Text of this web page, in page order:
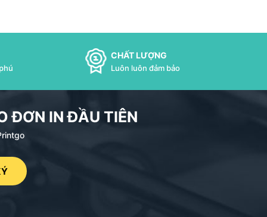
CHẤT LƯỢNG
Luôn luôn đảm bảo
ĐƠN IN ĐẦU TIÊN